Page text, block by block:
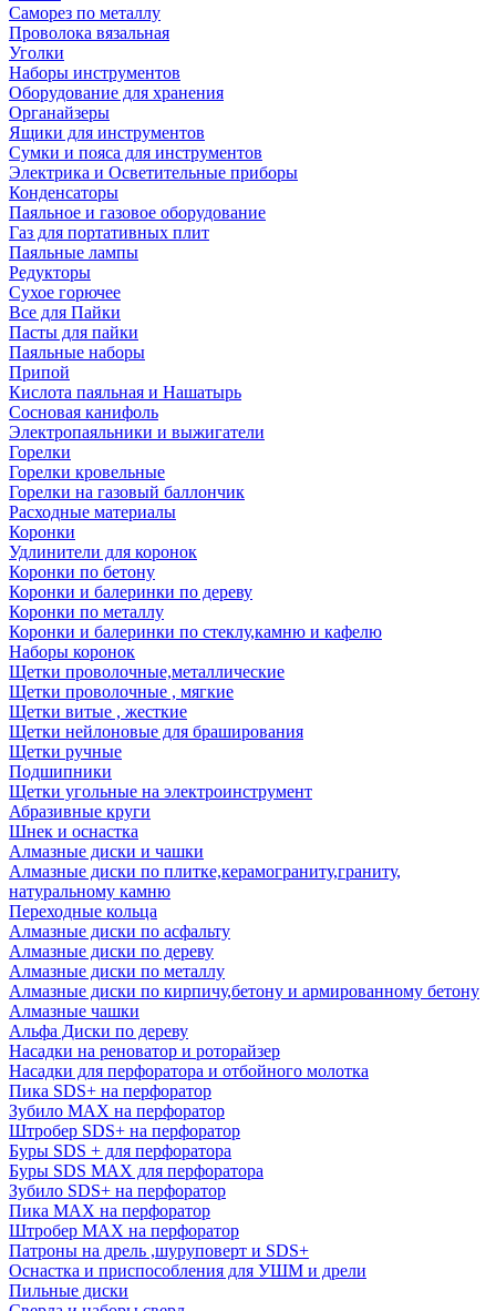
Саморез по металлу
Проволока вязальная
Уголки
Наборы инструментов
Оборудование для хранения
Органайзеры
Ящики для инструментов
Сумки и пояса для инструментов
Электрика и Осветительные приборы
Конденсаторы
Паяльное и газовое оборудование
Газ для портативных плит
Паяльные лампы
Редукторы
Сухое горючее
Все для Пайки
Пасты для пайки
Паяльные наборы
Припой
Кислота паяльная и Нашатырь
Сосновая канифоль
Электропаяльники и выжигатели
Горелки
Горелки кровельные
Горелки на газовый баллончик
Расходные материалы
Коронки
Удлинители для коронок
Коронки по бетону
Коронки и балеринки по дереву
Коронки по металлу
Коронки и балеринки по стеклу,камню и кафелю
Наборы коронок
Щетки проволочные,металлические
Щетки проволочные , мягкие
Щетки витые , жесткие
Щетки нейлоновые для браширования
Щетки ручные
Подшипники
Щетки угольные на электроинструмент
Абразивные круги
Шнек и оснастка
Алмазные диски и чашки
Алмазные диски по плитке,керамограниту,граниту,
натуральному камню
Переходные кольца
Алмазные диски по асфальту
Алмазные диски по дереву
Алмазные диски по металлу
Алмазные диски по кирпичу,бетону и армированному бетону
Алмазные чашки
Альфа Диски по дереву
Насадки на реноватор и роторайзер
Насадки для перфоратора и отбойного молотка
Пика SDS+ на перфоратор
Зубило MAX на перфоратор
Штробер SDS+ на перфоратор
Буры SDS + для перфоратора
Буры SDS MAX для перфоратора
Зубило SDS+ на перфоратор
Пика MAX на перфоратор
Штробер MAX на перфоратор
Патроны на дрель ,шуруповерт и SDS+
Оснастка и приспособления для УШМ и дрели
Пильные диски